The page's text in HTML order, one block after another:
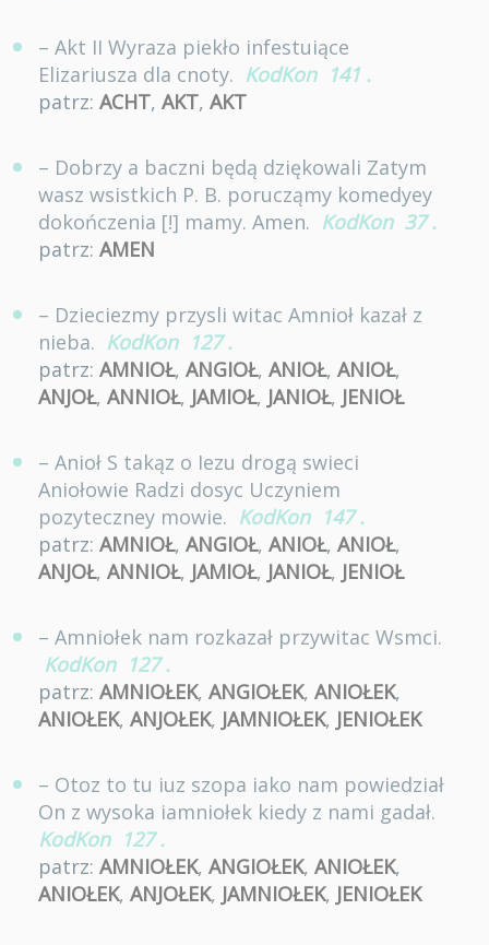
– Akt II Wyraza piekło infestuiące
Elizariusza dla cnoty. KodKon 141 .
patrz: ACHT, AKT, AKT
– Dobrzy a baczni będą dziękowali Zatym
wasz wsistkich P. B. porucząmy komedyey
dokończenia [!] mamy. Amen. KodKon 37 .
patrz: AMEN
– Dzieciezmy przysli witac Amnioł kazał z
nieba. KodKon 127 .
patrz: AMNIOŁ, ANGIOŁ, ANIOŁ, ANIOŁ,
ANJOŁ, ANNIOŁ, JAMIOŁ, JANIOŁ, JENIOŁ
– Anioł S takąz o Iezu drogą swieci
Aniołowie Radzi dosyc Uczyniem
pozyteczney mowie. KodKon 147 .
patrz: AMNIOŁ, ANGIOŁ, ANIOŁ, ANIOŁ,
ANJOŁ, ANNIOŁ, JAMIOŁ, JANIOŁ, JENIOŁ
– Amniołek nam rozkazał przywitac Wsmci.
KodKon 127 .
patrz: AMNIOŁEK, ANGIOŁEK, ANIOŁEK,
ANIOŁEK, ANJOŁEK, JAMNIOŁEK, JENIOŁEK
– Otoz to tu iuz szopa iako nam powiedział
On z wysoka iamniołek kiedy z nami gadał.
KodKon 127 .
patrz: AMNIOŁEK, ANGIOŁEK, ANIOŁEK,
ANIOŁEK, ANJOŁEK, JAMNIOŁEK, JENIOŁEK